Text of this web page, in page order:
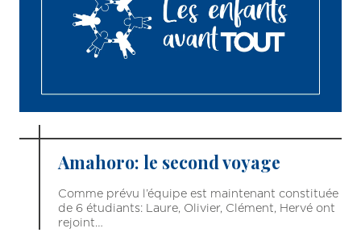
Amahoro: le second voyage
Comme prévu l’équipe est maintenant constituée
de 6 étudiants: Laure, Olivier, Clément, Hervé ont
rejoint…